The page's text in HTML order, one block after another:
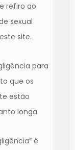
refiro ao
sexual
site.
para
que os
estão
longa.
é